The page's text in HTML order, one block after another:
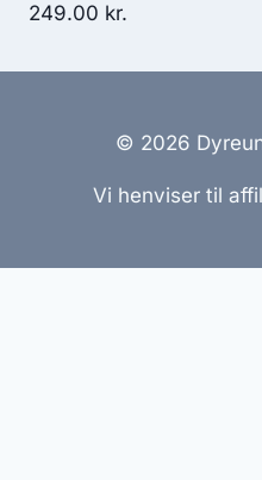
249.00 kr.
© 2026
Vi henviser til